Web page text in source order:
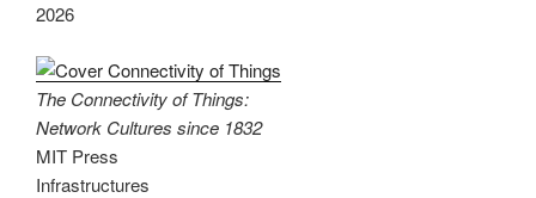
2026
The Connectivity of Things:
Network Cultures since 1832
MIT Press
Infrastructures